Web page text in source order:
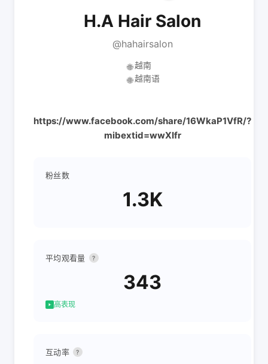
H.A Hair Salon
@hahairsalon
🌐 越南
🌐 越南语
https://www.facebook.com/share/16WkaP1VfR/?
mibextid=wwXIfr
粉丝数
1.3K
平均观看量 ?
343
高表现
互动率 ?